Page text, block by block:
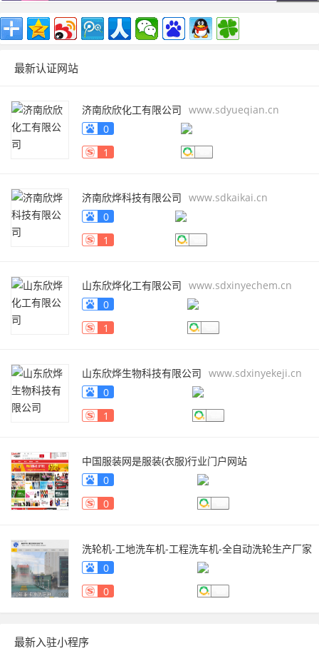
最新认证网站
济南欣欣化工有限公司 www.sdyueqian.cn
0
1
济南欣烨科技有限公司 www.sdkaikai.cn
0
1
山东欣烨化工有限公司 www.sdxinyechem.cn
0
1
山东欣烨生物科技有限公司 www.sdxinyekeji.cn
0
1
中国服装网是服装(衣服)行业门户网站
fuzhuang.qiyeku.cn
0
0
洗轮机-工地洗车机-工程洗车机-全自动洗轮生产厂家
[鲁企环科]
www.lqhb88.com
0
0
最新入驻小程序